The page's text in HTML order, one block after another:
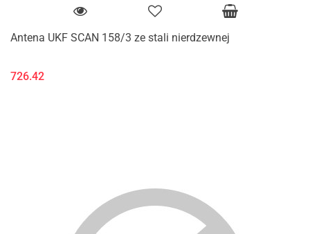
Antena UKF SCAN 158/3 ze stali nierdzewnej
726.42